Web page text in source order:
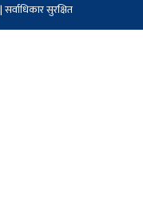
सुरक्षित